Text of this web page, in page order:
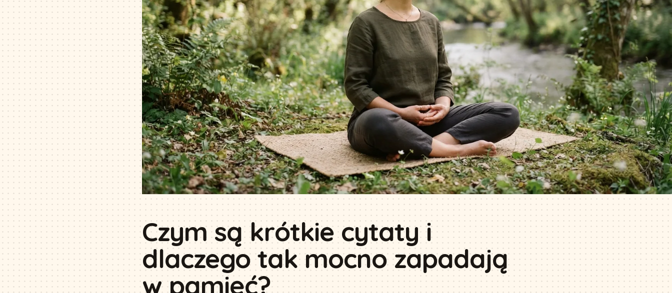
Czym są krótkie cytaty i
dlaczego tak mocno zapadają
w pamięć?